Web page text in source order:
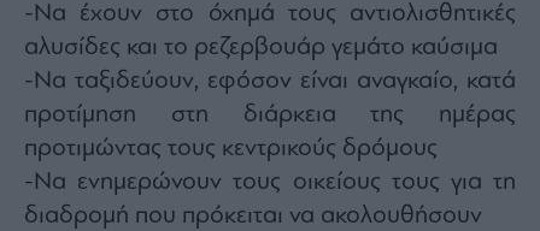
-Να έχουν στο όχημά τους αντιολισθητικές
αλυσίδες και το ρεζερβουάρ γεμάτο καύσιμα
-Να ταξιδεύουν, εφόσον είναι αναγκαίο, κατά
προτίμηση στη διάρκεια της ημέρας
προτιμώντας τους κεντρικούς δρόμους
-Να ενημερώνουν τους οικείους τους για τη
διαδρομή που πρόκειται να ακολουθήσουν